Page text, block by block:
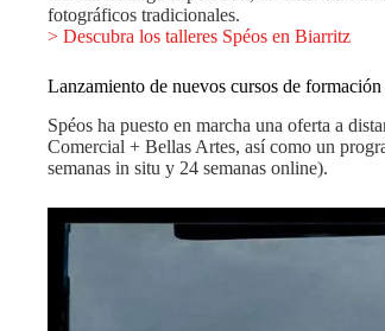
fotográficos tradicionales.
> Descubra los talleres Spéos en Biarritz
Lanzamiento de nuevos cursos de
Spéos ha puesto en marcha una oferta a
Comercial + Bellas Artes, así como un
semanas in situ y 24 semanas online).